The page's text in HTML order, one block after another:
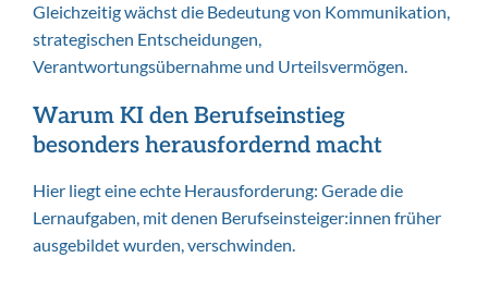
Gleichzeitig wächst die Bedeutung von Kommunikation,
strategischen Entscheidungen,
Verantwortungsübernahme und Urteilsvermögen.
Warum KI den Berufseinstieg
besonders herausfordernd macht
Hier liegt eine echte Herausforderung: Gerade die
Lernaufgaben, mit denen Berufseinsteiger:innen früher
ausgebildet wurden, verschwinden.